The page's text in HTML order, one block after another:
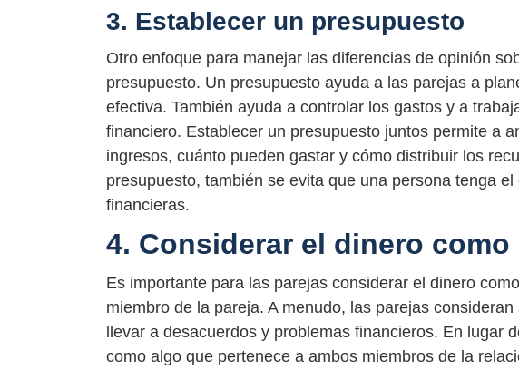
3. Establecer un presupuesto
Otro enfoque para manejar las diferencias de opinión
presupuesto. Un presupuesto ayuda a las parejas a
efectiva. También ayuda a controlar los gastos y a
financiero. Establecer un presupuesto juntos permite a
ingresos, cuánto pueden gastar y cómo distribuir los
presupuesto, también se evita que una persona tenga
financieras.
4. Considerar el dinero
Es importante para las parejas considerar el dinero
miembro de la pareja. A menudo, las parejas
llevar a desacuerdos y problemas financieros. En lugar
como algo que pertenece a ambos miembros de la